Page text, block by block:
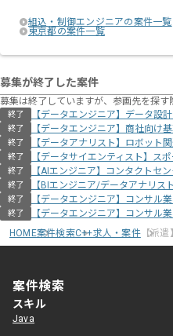
組込・制御エンジニアの案件一覧
東京都の案件一覧
募集が終了した案件
募集は終了していますが、参画先を探
終了 【データエンジニア】データ設
終了 【データエンジニア】商社向け
終了 【データアナリスト】ロボット
終了 【データサイエンティスト】ス
終了 【AIエンジニア】コンタクトセ
終了 【BIエンジニア/データアナリス
終了 【データエンジニア】コンサル
終了
【データエンジニア】コンサル
HOME案件検索C++求人・案件【派遣
案件検索
スキル
Java